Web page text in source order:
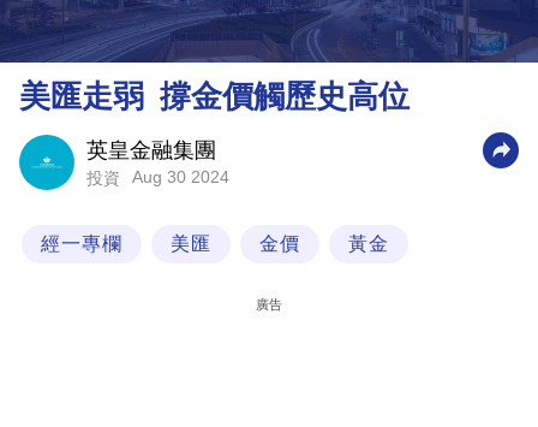
市
理
財
商
業
美匯走弱 撐金價觸歷史高位
英皇金融集團
投資 Aug 30 2024
經一專欄 美匯 金價 黃金
廣告